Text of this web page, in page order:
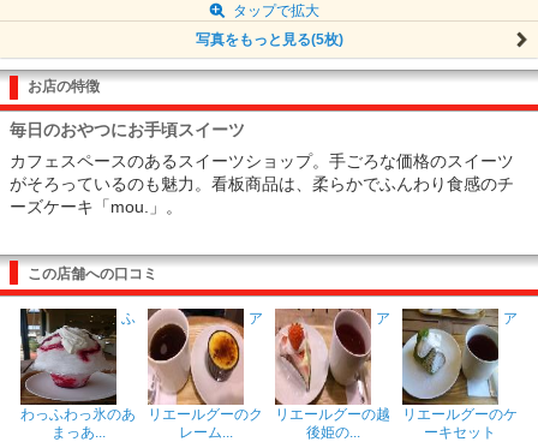
タップで拡大
写真をもっと見る(5枚)
お店の特徴
毎日のおやつにお手頃スイーツ
カフェスペースのあるスイーツショップ。手ごろな価格のスイーツ
がそろっているのも魅力。看板商品は、柔らかでふんわり食感のチ
ーズケーキ「mou.」。
この店舗への口コミ
ふ
わっふわっ氷のあ
まっあ...
ア
リエールグーのク
レーム...
ア
リエールグーの越
後姫の...
ア
リエールグーのケ
ーキセット